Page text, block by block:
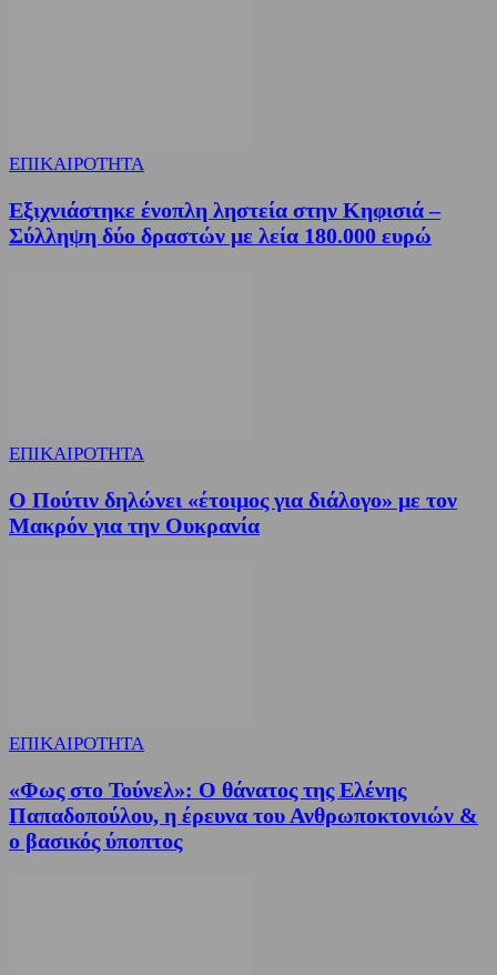
ΕΠΙΚΑΙΡΟΤΗΤΑ
Εξιχνιάστηκε ένοπλη ληστεία στην Κηφισιά –
Σύλληψη δύο δραστών με λεία 180.000 ευρώ
ΕΠΙΚΑΙΡΟΤΗΤΑ
Ο Πούτιν δηλώνει «έτοιμος για διάλογο» με τον
Μακρόν για την Ουκρανία
ΕΠΙΚΑΙΡΟΤΗΤΑ
«Φως στο Τούνελ»: Ο θάνατος της Ελένης
Παπαδοπούλου, η έρευνα του Ανθρωποκτονιών &
ο βασικός ύποπτος